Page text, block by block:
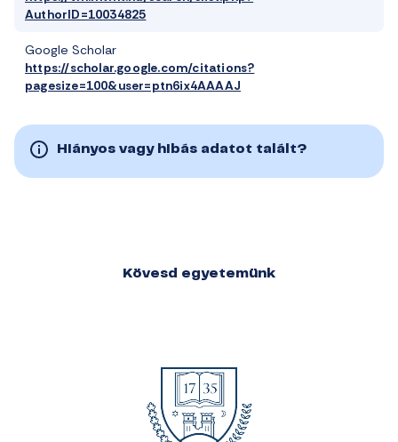
AuthorID=10034825
Google Scholar
https://scholar.google.com/citations?
pagesize=100&user=ptn6ix4AAAAJ
Hiányos vagy hibás adatot talált?
Kövesd egyetemünk